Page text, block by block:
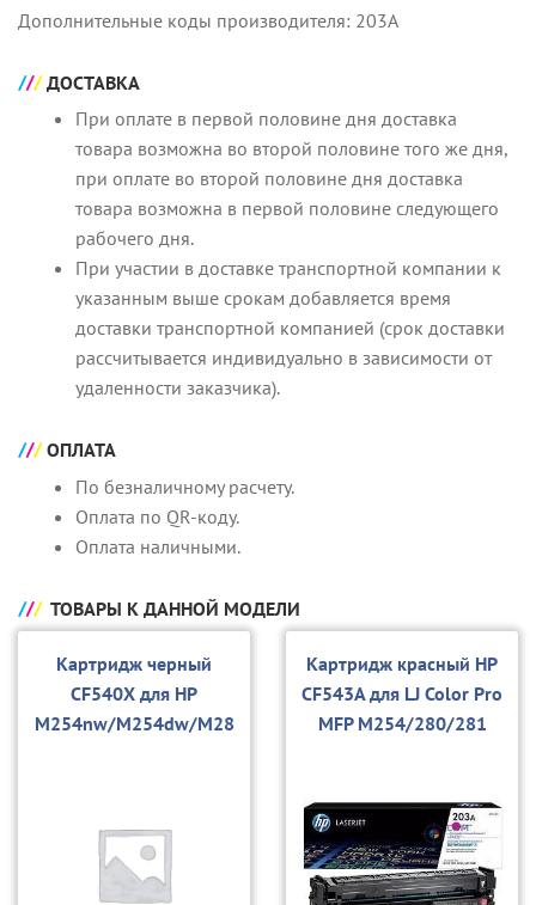
Дополнительные коды производителя: 203A
ДОСТАВКА
При оплате в первой половине дня доставка
товара возможна во второй половине того же дня,
при оплате во второй половине дня доставка
товара возможна в первой половине следующего
рабочего дня.
При участии в доставке транспортной компании к
указанным выше срокам добавляется время
доставки транспортной компанией (срок доставки
рассчитывается индивидуально в зависимости от
удаленности заказчика).
ОПЛАТА
По безналичному расчету.
Оплата по QR-коду.
Оплата наличными.
ТОВАРЫ К ДАННОЙ МОДЕЛИ
Картридж черный
CF540X для HP
M254nw/M254dw/M28
Картридж красный HP
CF543A для LJ Color Pro
MFP M254/280/281